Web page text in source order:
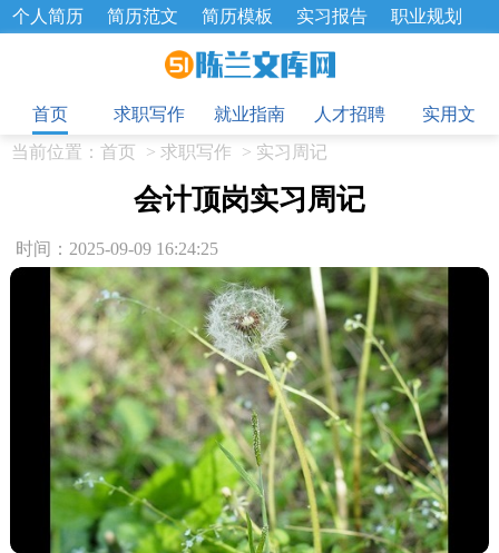
个人简历 简历范文 简历模板 实习报告
职业规划
招聘选拔 绩效考核 企业文化
工作总结
辞职报告
首页
求职写作 就业指南 人才招聘
实用文
当前位置： 首页 > 求职写作 > 实习周记
会计顶岗实习周记
时间：2025-09-09 16:24:25